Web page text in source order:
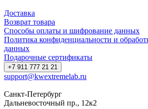
Доставка
Возврат товара
Способы оплаты и шифрование данных
Политика конфиденциальности и
данных
Подарочные сертификаты
+7 911 777 21 21
support@kwextremelab.ru
Санкт-Петербург
Дальневосточный пр., 12к2